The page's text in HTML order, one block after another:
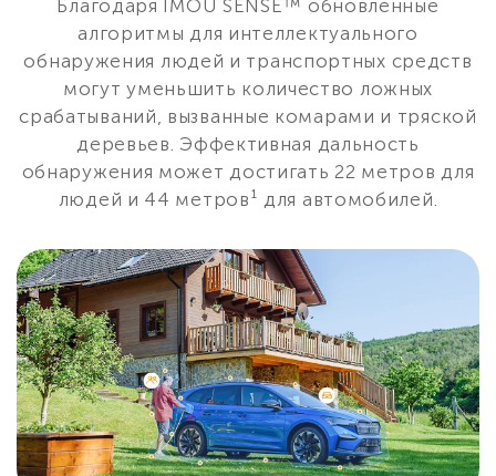
Благодаря IMOU SENSE™ обновленные
алгоритмы для интеллектуального
обнаружения людей и транспортных средств
могут уменьшить количество ложных
срабатываний, вызванные комарами и тряской
деревьев. Эффективная дальность
обнаружения может достигать 22 метров для
людей и 44 метров¹ для автомобилей.